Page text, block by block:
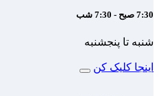
7:30 صبح - 7:30 شب
شنبه تا پنجشنبه
اینجا کلیک کن